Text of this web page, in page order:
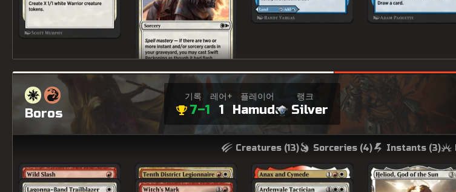
Boros
기록
7–1
레어+
1
플레이어
Hamuda
랭크
Silver
Creatures (13) Sorceries (4) Instants (3)